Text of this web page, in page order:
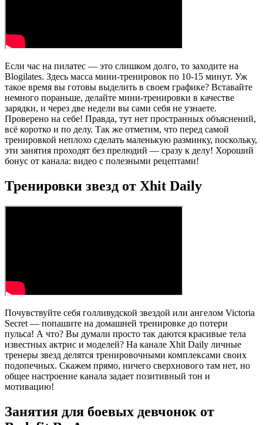
Если час на пилатес — это слишком долго, то заходите на
Blogilates. Здесь масса мини-тренировок по 10-15 минут. Уж
такое время вы готовы выделить в своем графике? Вставайте
немного пораньше, делайте мини-тренировки в качестве
зарядки, и через две недели вы сами себя не узнаете.
Проверено на себе! Правда, тут нет пространных объяснений,
всё коротко и по делу. Так же отметим, что перед самой
тренировкой неплохо сделать маленькую разминку, поскольку,
эти занятия проходят без прелюдий — сразу к делу! Хороший
бонус от канала: видео с полезными рецептами!
Тренировки звезд от Xhit Daily
Почувствуйте себя голливудской звездой или ангелом Victoria
Secret — попашите на домашней тренировке до потери
пульса! А что? Вы думали просто так даются красивые тела
известных актрис и моделей? На канале Xhit Daily личные
тренеры звезд делятся тренировочными комплексами своих
подопечных. Скажем прямо, ничего сверхнового там нет, но
общее настроение канала задает позитивный тон и
мотивацию!
Занятия для боевых девчонок от